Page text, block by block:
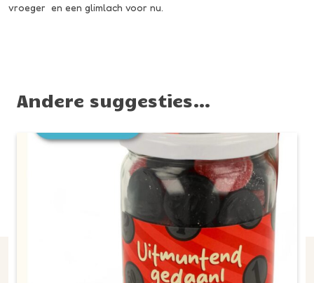
vroeger en een glimlach voor nu.
Andere suggesties…